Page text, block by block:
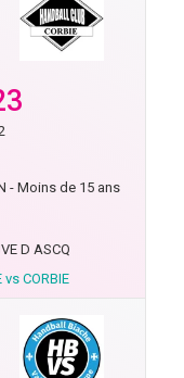
- Moins de 15 ans
D ASCQ
vs CORBIE